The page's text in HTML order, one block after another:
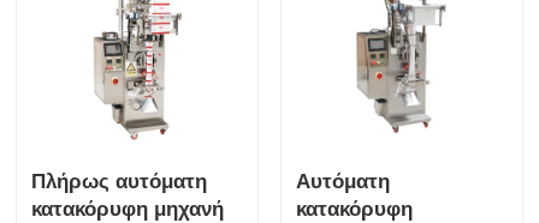
Πλήρως αυτόματη
κατακόρυφη μηχανή
Αυτόματη
κατακόρυφη